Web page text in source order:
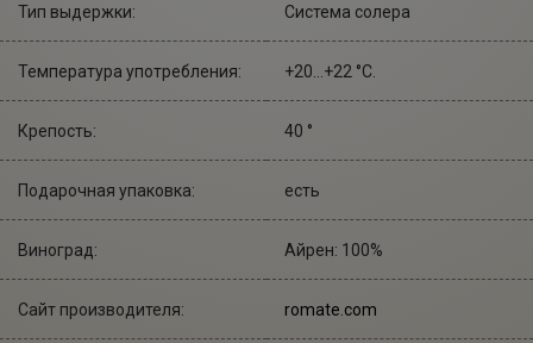
Тип выдержки: Система солера
Температура употребления: +20...+22 °С.
Крепость: 40 °
Подарочная упаковка: есть
Виноград: Айрен: 100%
Сайт производителя: romate.com